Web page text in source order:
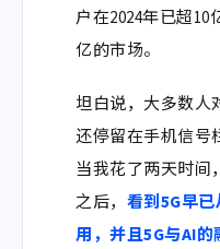
户在2024年已超10
亿的市场。
坦白说，大多数人
还停留在手机信号
当我花了两天时间
之后， 看到5G早
用，并且5G与AI